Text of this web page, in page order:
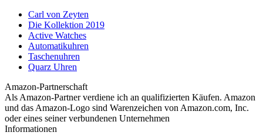
Carl von Zeyten
Die Kollektion 2019
Active Watches
Automatikuhren
Taschenuhren
Quarz Uhren
Amazon-Partnerschaft
Als Amazon-Partner verdiene ich an qualifizierten Käufen. Amazon
und das Amazon-Logo sind Warenzeichen von Amazon.com, Inc.
oder eines seiner verbundenen Unternehmen
Informationen